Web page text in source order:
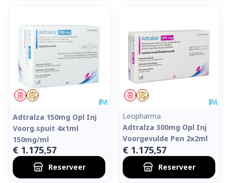
Op voorschrift
Geneesmiddel
Adtralza 150mg Opl Inj
Voorg.spuit 4x1ml
150mg/ml
€ 1.175,57
Reserveer
Op voorschrift
Geneesmiddel
Leopharma
Adtralza 300mg Opl Inj
Voorgevulde Pen 2x2ml
€ 1.175,57
Reserveer